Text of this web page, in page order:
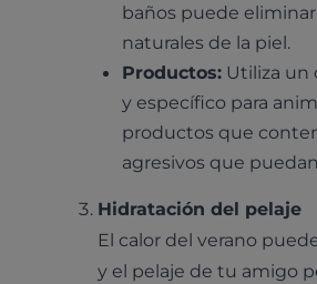
baños puede
naturales de la piel.
Productos: Utiliza un
y específico para
productos que
agresivos que
Hidratación del pelaje
El calor del verano
y el pelaje de tu amigo